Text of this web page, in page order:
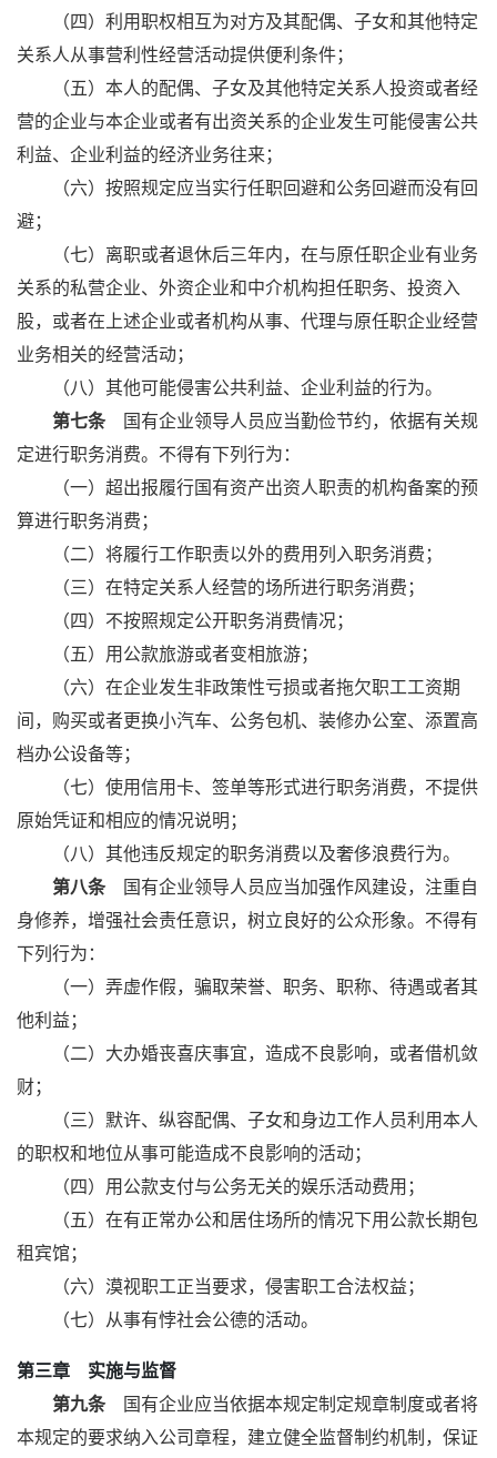
（四）利用职权相互为对方及其配偶、子女和其他特定
关系人从事营利性经营活动提供便利条件；
（五）本人的配偶、子女及其他特定关系人投资或者经
营的企业与本企业或者有出资关系的企业发生可能侵害公共
利益、企业利益的经济业务往来；
（六）按照规定应当实行任职回避和公务回避而没有回
避；
（七）离职或者退休后三年内，在与原任职企业有业务
关系的私营企业、外资企业和中介机构担任职务、投资入
股，或者在上述企业或者机构从事、代理与原任职企业经营
业务相关的经营活动；
（八）其他可能侵害公共利益、企业利益的行为。
第七条国有企业领导人员应当勤俭节约，依据有关规
定进行职务消费。不得有下列行为：
（一）超出报履行国有资产出资人职责的机构备案的预
算进行职务消费；
（二）将履行工作职责以外的费用列入职务消费；
（三）在特定关系人经营的场所进行职务消费；
（四）不按照规定公开职务消费情况；
（五）用公款旅游或者变相旅游；
（六）在企业发生非政策性亏损或者拖欠职工工资期
间，购买或者更换小汽车、公务包机、装修办公室、添置高
档办公设备等；
（七）使用信用卡、签单等形式进行职务消费，不提供
原始凭证和相应的情况说明；
（八）其他违反规定的职务消费以及奢侈浪费行为。
第八条国有企业领导人员应当加强作风建设，注重自
身修养，增强社会责任意识，树立良好的公众形象。不得有
下列行为：
（一）弄虚作假，骗取荣誉、职务、职称、待遇或者其
他利益；
（二）大办婚丧喜庆事宜，造成不良影响，或者借机敛
财；
（三）默许、纵容配偶、子女和身边工作人员利用本人
的职权和地位从事可能造成不良影响的活动；
（四）用公款支付与公务无关的娱乐活动费用；
（五）在有正常办公和居住场所的情况下用公款长期包
租宾馆；
（六）漠视职工正当要求，侵害职工合法权益；
（七）从事有悖社会公德的活动。
第三章 实施与监督
第九条国有企业应当依据本规定制定规章制度或者将
本规定的要求纳入公司章程，建立健全监督制约机制，保证